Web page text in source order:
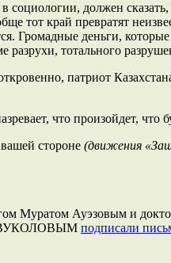
должен
тот край превратят
Громадные деньги,
тотального
патриот
что произойдет, что
стороне (движения
Муратом Ауэзовым и
ВУКОЛОВЫМ подписали